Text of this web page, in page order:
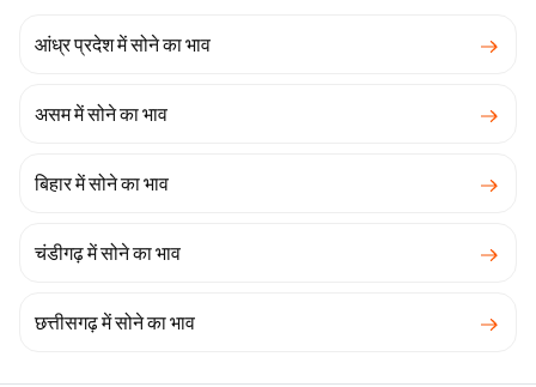
आंध्र प्रदेश में सोने का भाव
असम में सोने का भाव
बिहार में सोने का भाव
चंडीगढ़ में सोने का भाव
छत्तीसगढ़ में सोने का भाव